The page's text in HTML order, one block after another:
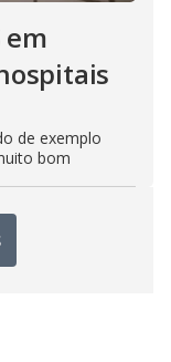
em
de exemplo
bom